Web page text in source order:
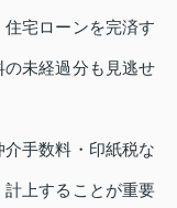
宅ローンを完済す
未経過分も見逃せ
手数料・印紙税な
上することが重要